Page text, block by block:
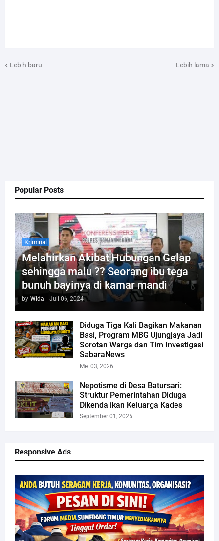
Popular Posts
Kriminal
Melahirkan Akibat Hubungan Gelap
sehingga malu ?? Seorang ibu tega
bunuh bayinya di kamar mandi
by Wida - Juli 06, 2024
Diduga Tiga Kali Bagikan Makanan
Basi, Program MBG Ujungjaya Jadi
Sorotan Warga dan Tim Investigasi
SabaraNews
Mei 03, 2026
Nepotisme di Desa Batursari:
Struktur Pemerintahan Diduga
Dikendalikan Keluarga Kades
September 01, 2025
Responsive Ads
Lebih baru Lebih lama